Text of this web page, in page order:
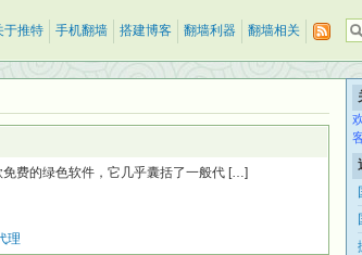
于推特 手机翻墙 搭建博客 翻墙利器 翻墙相关
费的绿色软件，它几乎囊括了一般代 […]
理